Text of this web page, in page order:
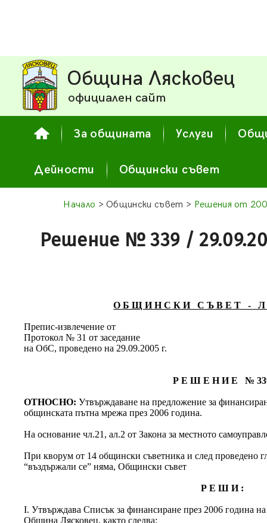
Община Лясковец
официален сайт
За общината Услуги
Дейности Общински съвет
Начало > Общински съвет > Решения от
Решение № 339 /
О Б Щ И Н С К И С Ъ В Е Т - Л
Препис-извлечение от
Протокол № 31 от заседание
на ОбС, проведено на 29.09.2005 г.
Р Е Ш Е Н И Е №
ОТНОСНО:Утвърждаване на предложение за
общинската пътна мрежа през 2006 година.
На основание чл.21, ал.2 от Закона за местното
При кворум от 14 общински съветника и след проведено
“въздържали се” няма, Общински съвет
Р Е Ш И :
І. Утвърждава Списък за финансиране през 2006 година
Община Лясковец, както следва: